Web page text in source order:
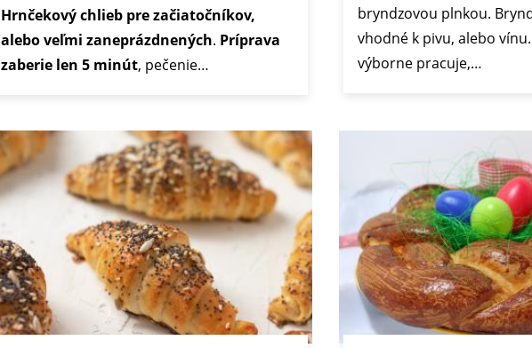
Hrnčekový chlieb pre začiatočníkov,
alebo veľmi zaneprázdnených. Príprava
zaberie len 5 minút, pečenie…
bryndzovou plnkou.
vhodné k pivu, alebo
výborne pracuje,…